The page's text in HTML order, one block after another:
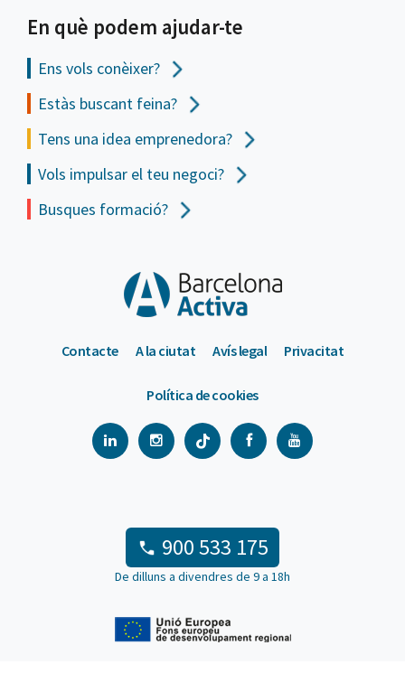
En què podem ajudar-te
Ens vols conèixer?
Estàs buscant feina?
Tens una idea emprenedora?
Vols impulsar el teu negoci?
Busques formació?
Contacte A la ciutat Avís legal Privacitat
Política de cookies
900 533 175
De dilluns a divendres de 9 a 18h